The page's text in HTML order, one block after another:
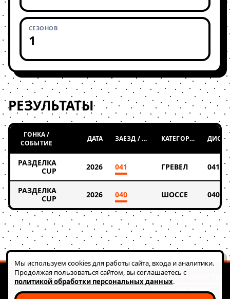
СЕЗОНОВ
1
РЕЗУЛЬТАТЫ
ГОНКА /
СОБЫТИЕ
ДАТА ЗАЕЗД / ТАБЛИЦА КАТЕГОРИЯ
РАЗДЕЛКА
CUP
2026 041 ГРЕВЕЛ 041
РАЗДЕЛКА
CUP
2026 040 ШОССЕ 040
© 2026 FATRACING
АВТОНОМНАЯ НЕКОММЕРЧЕСКАЯ ОРГАНИЗАЦИЯ
РЕКВИЗИТЫ
ПЕРСОНАЛЬНЫЕ
Мы используем cookies для работы сайта, входа и аналитики.
Продолжая пользоваться сайтом, вы соглашаетесь с
политикой обработки персональных данных.